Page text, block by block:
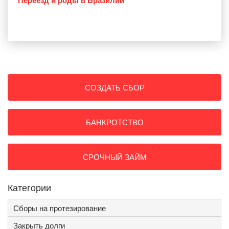
СОЗДАТЬ СБОР
БАНКРОТСТВО
СРОЧНЫЙ ЗАЙМ
Категории
Сборы на протезирование
Закрыть долги